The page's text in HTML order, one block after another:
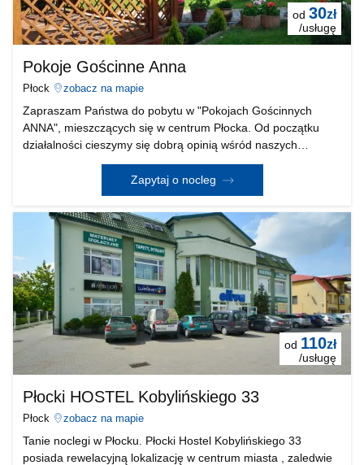
od 30zł
/usługę
Pokoje Gościnne Anna
Płock zobacz na mapie
Zapraszam Państwa do pobytu w "Pokojach Gościnnych
ANNA", mieszczących się w centrum Płocka. Od początku
działalności cieszymy się dobrą opinią wśród naszych
klientów. Do dyspozycji Gości oddajemy komfortowe pokoje 1,
2 i 3 osobowe z TV, internet. Pokoje posiadają niez
Zapytaj o nocleg
od 110zł
/usługę
Płocki HOSTEL Kobylińskiego 33
Płock zobacz na mapie
Tanie noclegi w Płocku. Płocki Hostel Kobylińskiego 33
posiada rewelacyjną lokalizację w centrum miasta , zaledwie